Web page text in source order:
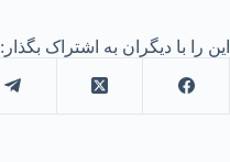
این را با دیگران به اشتراک بگذار: